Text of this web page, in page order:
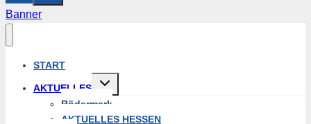
Banner
START
AKTUELLES
Untermenü
Rödermark
AKTUELLES HESSEN